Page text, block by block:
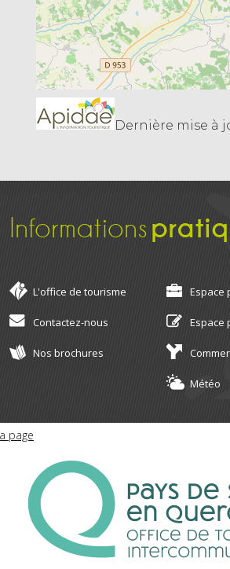
Dernière mise à
Informations
L'office de tourisme Espace
Contactez-nous Espace
Nos brochures
Météo
page